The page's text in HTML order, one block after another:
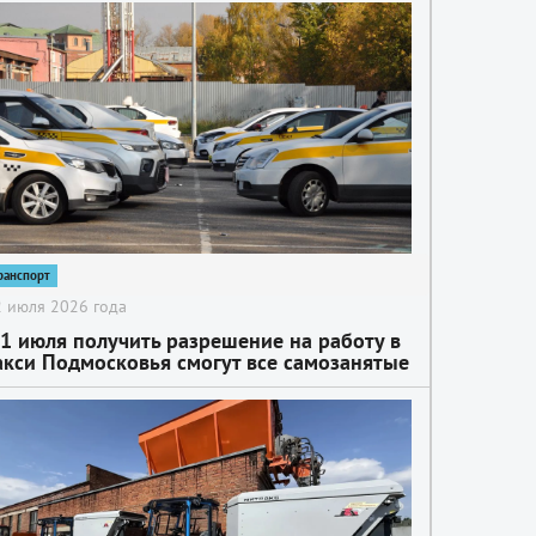
июля 2026 года
июля получить разрешение на работу в
Подмосковья смогут все самозанятые
от региона их регистрации